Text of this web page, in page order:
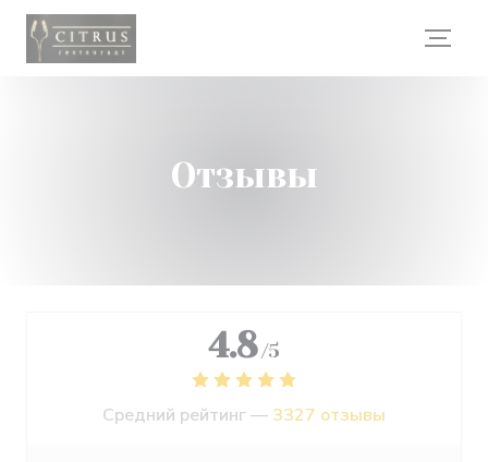
Панель управления cookies
Отзывы
4.8 /5
Средний рейтинг — 3327 отзывы